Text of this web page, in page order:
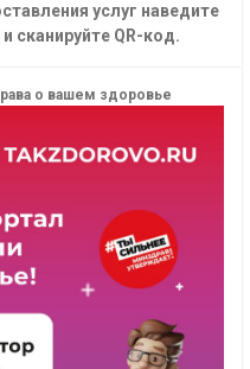
о вашем здоровье
услуг наведите
сканируйте QR-код.